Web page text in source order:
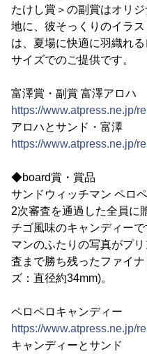
たけし賞＞の副賞はオリ
地に、彼そっくりのイラ
は、夏場に快適に羽織れ
サイズでのご提供です。
富澤賞・副賞 富澤アロハ
https://www.atpress.ne.jp/
アロハとサンド・富澤
https://www.atpress.ne.jp/
◆board賞・賞品
サンドウィッチマン ペロ
2次審査を通過した全員に
チゴ風味のキャンディー
マンのふたりの写真がプ
査まで勝ち残ったファイ
ズ：直径約34mm)。
ペロペロキャンディー
https://www.atpress.ne.jp/
キャンディーとサンド